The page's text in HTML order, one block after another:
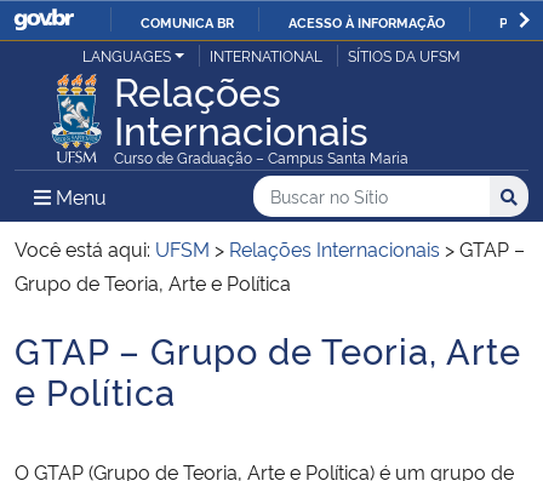
IR
PARA
O
CONTEÚDO
COMUNICA BR ACESSO À INFORMAÇÃO
Ministério da Justiça e Segurança Pública
Ministério da Defesa
Ministério das Relações Exteriores
Ministério da Infraestrutura
LANGUAGES INTERNATIONAL SÍTIOS DA UFSM
Relações
Internacionais
Curso de Graduação – Campus Santa Maria
Menu Menu Principal do Sítio
Busca
Buscar no no Sítio
Busca:
Você está aqui: UFSM > Relações Internacionais >GTAP –
Grupo de Teoria, Arte e Política
Início do conteúdo
GTAP – Grupo de Teoria, Arte
e Política
O GTAP (Grupo de Teoria, Arte e Política) é um grupo de